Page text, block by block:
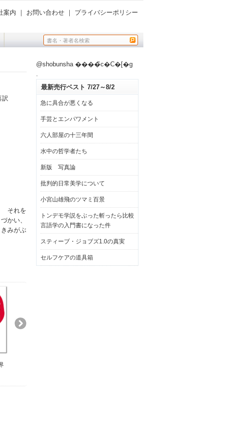
案内 ｜ お問い合わせ ｜ プライバシーポリシー
それを
かい、
みがぶ
@shobunsha ����̃c�C�[�g
.
最新売行ベスト 7/27～8/2
急に具合が悪くなる
手芸とエンパワメント
六人部屋の十三年間
水中の哲学者たち
新版 写真論
批判的日常美学について
小宮山雄飛のツマミ百景
トンデモ学説をぶった斬ったら比較
言語学の入門書になった件
スティーブ・ジョブズ1.0の真実
セルフケアの道具箱